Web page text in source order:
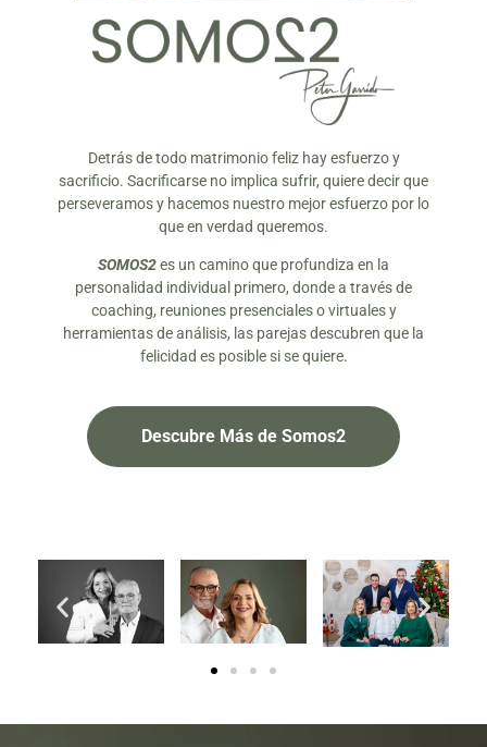
Detrás de todo matrimonio feliz hay esfuerzo y
sacrificio. Sacrificarse no implica sufrir, quiere decir que
perseveramos y hacemos nuestro mejor esfuerzo por lo
que en verdad queremos.
SOMOS2es un camino que profundiza en la
personalidad individual primero, donde a través de
coaching, reuniones presenciales o virtuales y
herramientas de análisis, las parejas descubren que la
felicidad es posible si se quiere.
Descubre Más de Somos2